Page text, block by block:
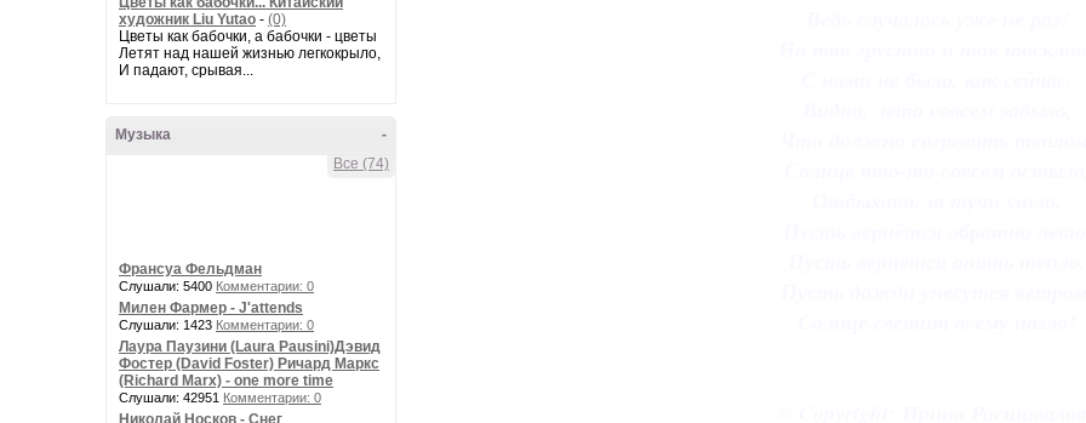
художник Liu Yutao - (0)
Цветы как бабочки, а бабочки - цветы
Летят над нашей жизнью легкокрыло,
И падают, срывая...
-
Музыка
Все (74)
Франсуа Фельдман
Слушали: 5400 Комментарии: 0
Милен Фармер - J'attends
Слушали: 1423 Комментарии: 0
Лаура Паузини (Laura Pausini)Дэвид
Фостер (David Foster) Ричард Маркс
(Richard Marx) - one more time
Слушали: 42951 Комментарии: 0
Николай Носков - Снег